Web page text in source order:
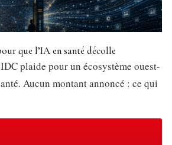
que l’IA en santé décolle
plaide pour un écosystème ouest-
Aucun montant annoncé : ce qui